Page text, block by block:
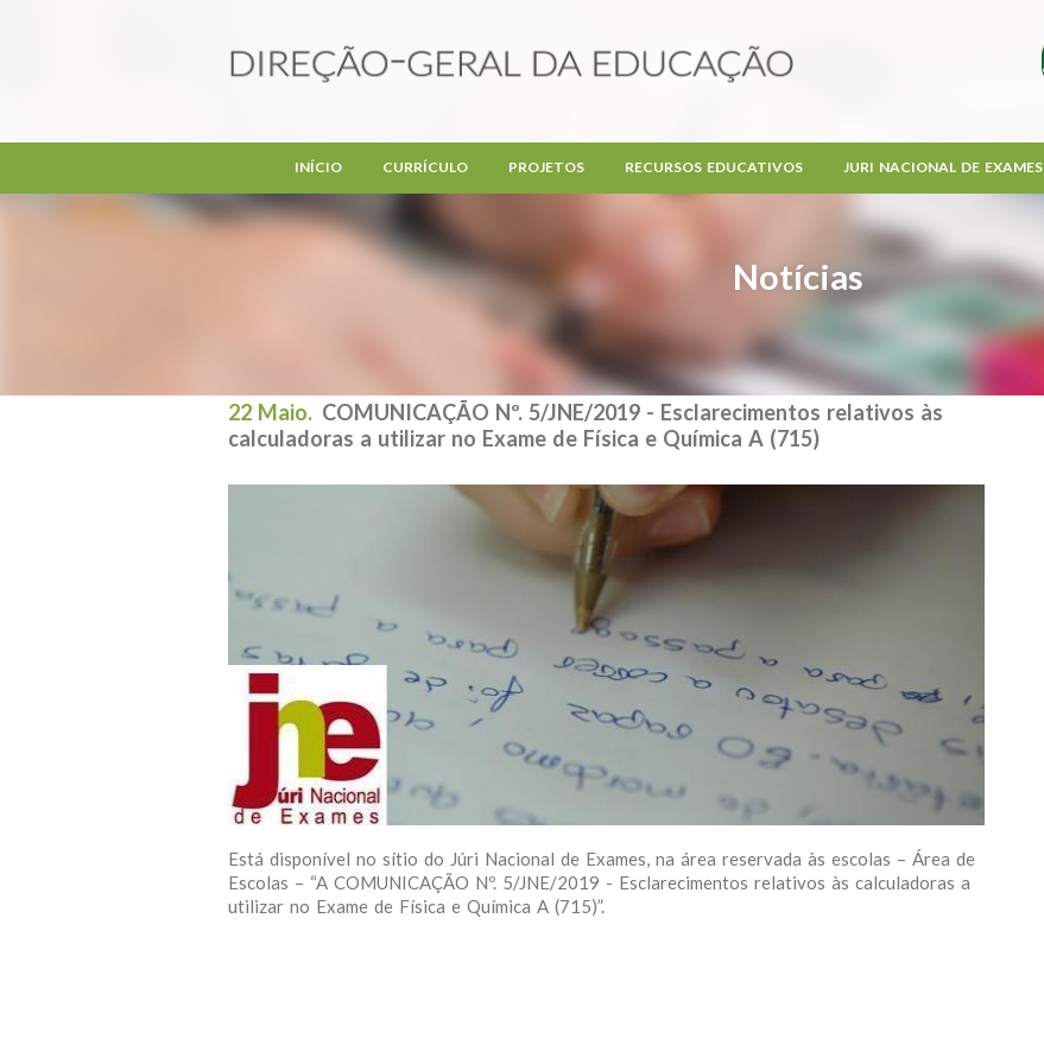
Notícias
INÍCIO CURRÍCULO PROJETOS RECURSOS EDUCATIVOS JURI NACIONAL DE EXAMES
22 Maio. COMUNICAÇÃO Nº. 5/JNE/2019 - Esclarecimentos relativos às
calculadoras a utilizar no Exame de Física e Química A (715)
Está disponível no sítio do Júri Nacional de Exames, na área reservada às escolas – Área de
Escolas – “A COMUNICAÇÃO Nº. 5/JNE/2019 - Esclarecimentos relativos às calculadoras a
utilizar no Exame de Física e Química A (715)”.